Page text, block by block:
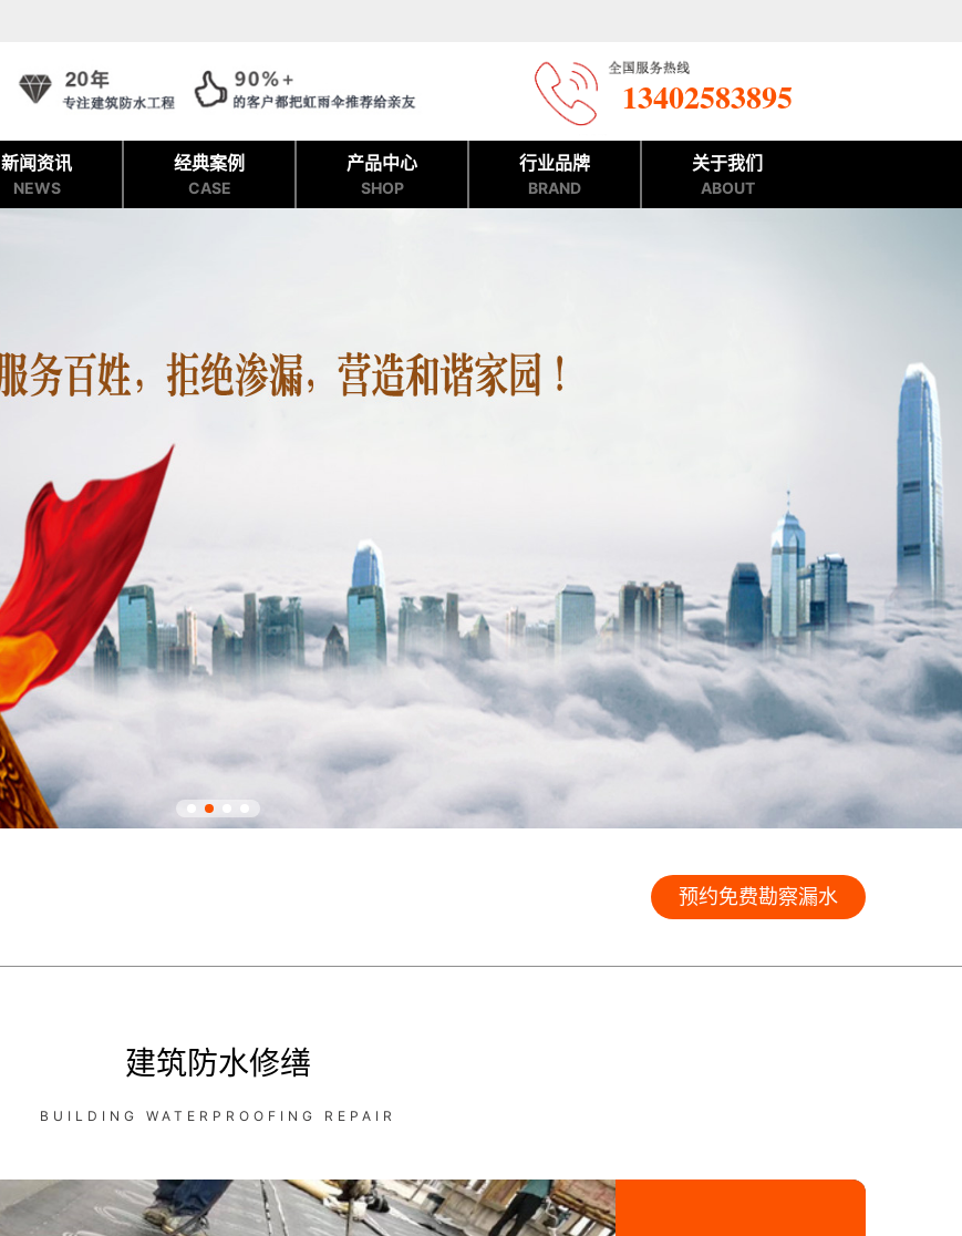
13402583895
新闻资讯
NEWS
经典案例
CASE
产品中心
SHOP
行业品牌
BRAND
关于我们
ABOUT
预约免费勘察漏水
建筑防水修缮
BUILDING WATERPROOFING REPAIR